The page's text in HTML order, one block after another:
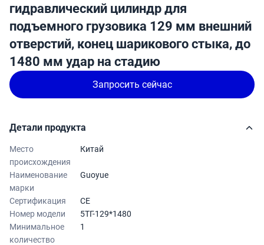
гидравлический цилиндр для
подъемного грузовика 129 мм внешний
отверстий, конец шарикового стыка, до
1480 мм удар на стадию
Запросить сейчас
Детали продукта
Место
происхождения
Китай
Наименование
марки
Guoyue
Сертификация
CE
Номер модели
5ТГ-129*1480
Минимальное
количество
1